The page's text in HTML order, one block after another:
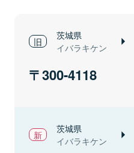
茨城県
イバラキケン
300-4118
茨城県
イバラキケン